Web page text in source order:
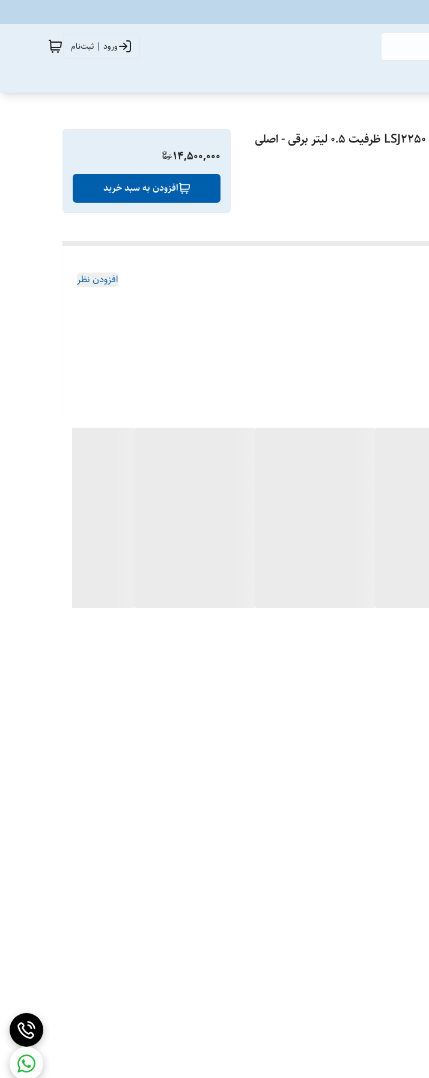
ورود | ثبت‌نام
14,500,000
افزودن به سبد خرید
افزودن نظر